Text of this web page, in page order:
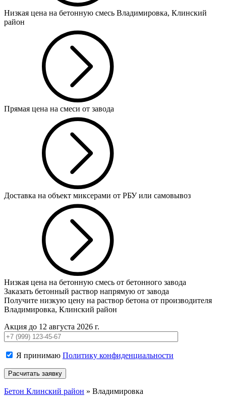
Низкая цена на бетонную смесь Владимировка, Клинский
район
Прямая цена на смеси от завода
Доставка на объект миксерами от РБУ или самовывоз
Низкая цена на бетонную смесь от бетонного завода
Заказать бетонный раствор напрямую от завода
Получите низкую цену на раствор бетона от производителя
Владимировка, Клинский район
Акция до 12 августа 2026 г.
Я принимаю Политику конфиденциальности
Бетон Клинский район » Владимировка